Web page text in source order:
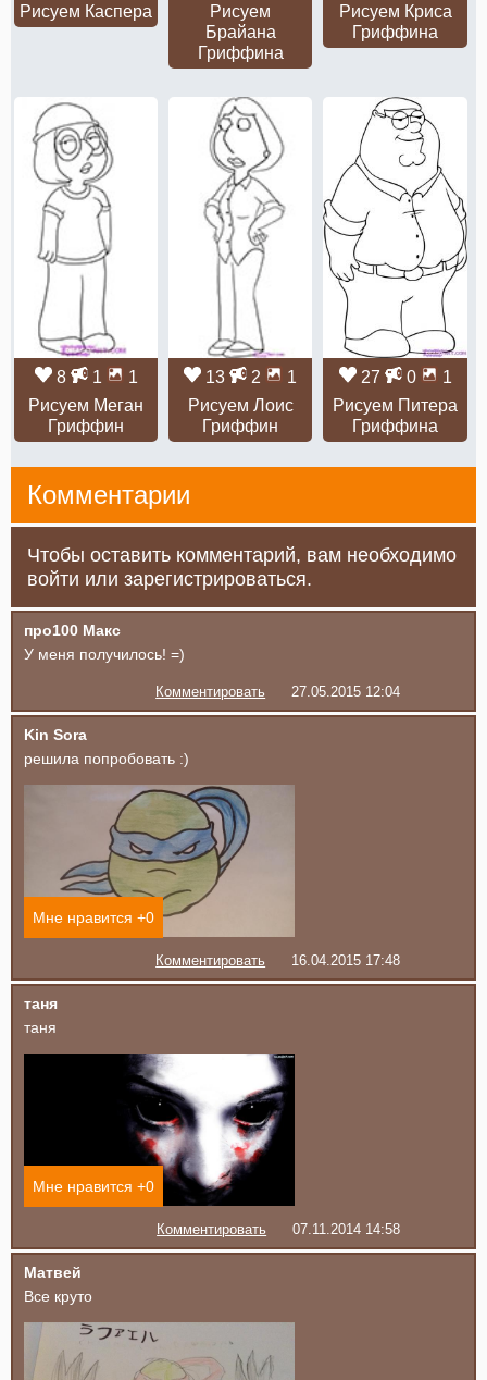
Рисуем Каспера
Рисуем
Брайана
Гриффина
Рисуем Криса
Гриффина
8 1
1
Рисуем Меган
Гриффин
13 2
1
Рисуем Лоис
Гриффин
27 0
1
Рисуем Питера
Гриффина
Комментарии
Чтобы оставить комментарий, вам необходимо
войти или зарегистрироваться.
про100 Макс
У меня получилось! =)
Комментировать 27.05.2015 12:04
Kin Sora
решила попробовать :)
Мне нравится +0
Комментировать 16.04.2015 17:48
таня
таня
Мне нравится +0
Комментировать 07.11.2014 14:58
Матвей
Все круто